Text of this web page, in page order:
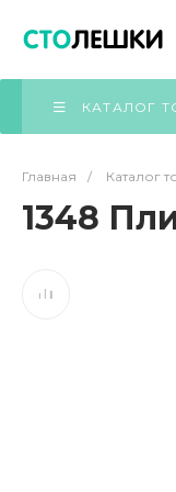
КАТАЛОГ
Главная / Каталог
1348